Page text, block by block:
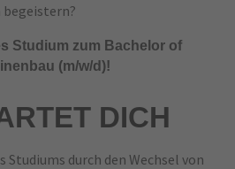
begeistern?
Studium zum Bachelor of
(m/w/d)!
DICH
Studiums durch den Wechsel von